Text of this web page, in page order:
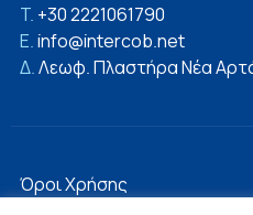
T. +30 2221061790
E.info@intercob.net
Δ.Λεωφ. Πλαστήρα Νέα
Όροι Χρήσης